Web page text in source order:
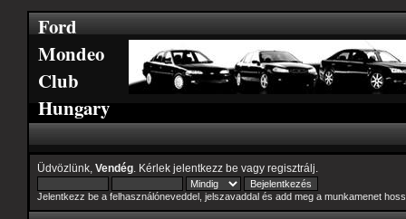
Ford
Mondeo
Club
Hungary
Üdvözlünk, Vendég . Kérlek jelentkezz be vagy regisztrálj
Jelentkezz be a felhasználóneveddel, jelszavaddal és add meg a munkamenet